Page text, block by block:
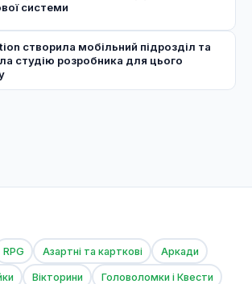
системи
створила мобільний підрозділ та
студію розробника для цього
RPG Азартні та карткові Аркади
Вікторини Головоломки і Квести